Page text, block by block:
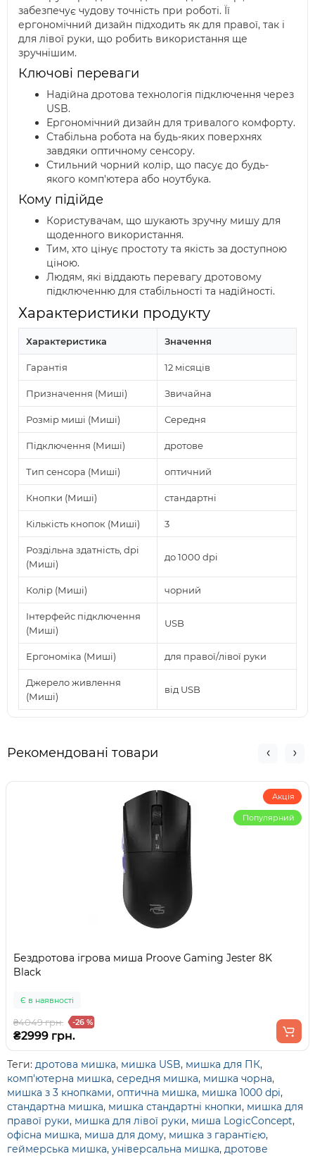
забезпечує чудову точність при роботі. Її
ергономічний дизайн підходить як для правої, так і
для лівої руки, що робить використання ще
зручнішим.
Ключові переваги
Надійна дротова технологія підключення через
USB.
Ергономічний дизайн для тривалого комфорту.
Стабільна робота на будь-яких поверхнях
завдяки оптичному сенсору.
Стильний чорний колір, що пасує до будь-
якого комп'ютера або ноутбука.
Кому підійде
Користувачам, що шукають зручну мишу для
щоденного використання.
Тим, хто цінує простоту та якість за доступною
ціною.
Людям, які віддають перевагу дротовому
підключенню для стабільності та надійності.
Характеристики продукту
Характеристика Значення
Гарантія 12 місяців
Призначення (Миші) Звичайна
Розмір миші (Миші) Середня
Підключення (Миші) дротове
Тип сенсора (Миші) оптичний
Кнопки (Миші) стандартні
Кількість кнопок (Миші) 3
Роздільна здатність, dpi
(Миші)
до 1000 dpi
Колір (Миші) чорний
Інтерфейс підключення
(Миші)
USB
Ергономіка (Миші) для правої/лівої руки
Джерело живлення
(Миші)
від USB
Рекомендовані товари
Акція
Популярний
Бездротова ігрова миша Proove Gaming Jester 8K
Black
Є в наявності
₴4049 грн. -26 %
₴2999 грн.
Теги: дротова мишка, мишка USB, мишка для ПК,
комп'ютерна мишка, середня мишка, мишка чорна,
мишка з 3 кнопками, оптична мишка, мишка 1000 dpi,
стандартна мишка, мишка стандартні кнопки, мишка для
правої руки, мишка для лівої руки, миша LogicConcept,
офісна мишка, миша для дому, мишка з гарантією,
геймерська мишка, універсальна мишка, дротове